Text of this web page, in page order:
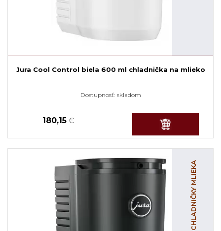
Jura Cool Control biela 600 ml chladnička na mlieko
Dostupnosť: skladom
180,15 €
CHLADNIČKY MLIEKA